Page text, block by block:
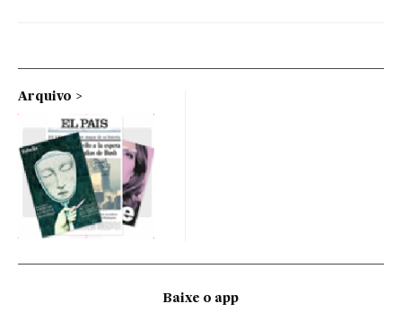
Arquivo
Baixe o app